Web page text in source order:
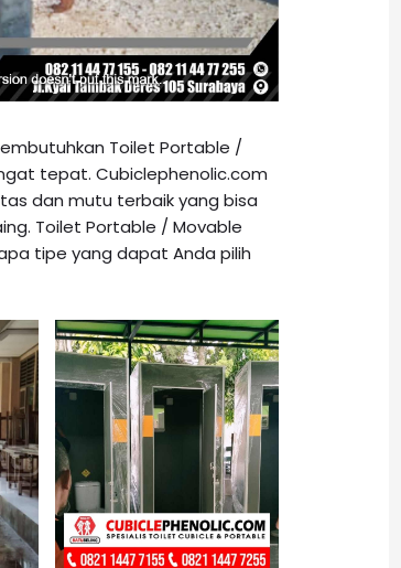
Toilet Portable /
tepat. Cubiclephenolic.com
dan mutu terbaik yang bisa
Toilet Portable / Movable
tipe yang dapat Anda pilih